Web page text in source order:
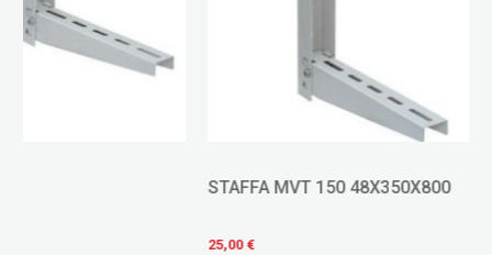
STAFFA MVT 150 48X350X800